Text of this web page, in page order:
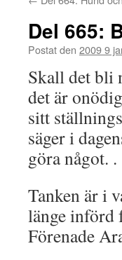
Del 665:
Postat den 2009 9
Skall det bli
det är
sitt
säger i
göra något. .
Tanken är i
länge införd
Förenade